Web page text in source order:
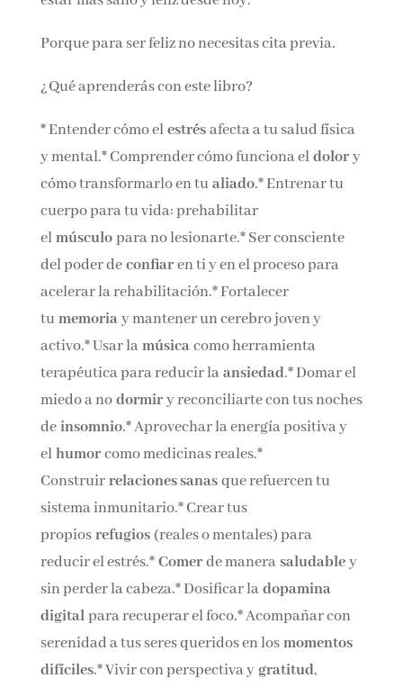
Porque para ser feliz no necesitas cita previa.
¿Qué aprenderás con este libro?
* Entender cómo elestrésafecta a tu salud física
y mental.* Comprender cómo funciona eldolory
cómo transformarlo en tualiado.* Entrenar tu
cuerpo para tu vida: prehabilitar
elmúsculopara no lesionarte.* Ser consciente
del poder deconfiaren ti y en el proceso para
acelerar la rehabilitación.* Fortalecer
tumemoriay mantener un cerebro joven y
activo.* Usar lamúsicacomo herramienta
terapéutica para reducir laansiedad.* Domar el
miedo a nodormiry reconciliarte con tus noches
deinsomnio.* Aprovechar la energía positiva y
elhumorcomo medicinas reales.*
Construirrelaciones sanasque refuercen tu
sistema inmunitario.* Crear tus
propiosrefugios (reales o mentales) para
reducir el estrés.*Comerde manerasaludabley
sin perder la cabeza.* Dosificar ladopamina
digitalpara recuperar el foco.* Acompañar con
serenidad a tus seres queridos en losmomentos
difíciles.* Vivir con perspectiva y gratitud,